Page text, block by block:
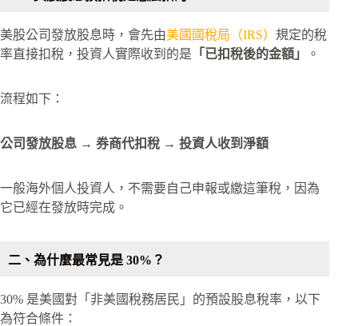
美股公司發放股息時，會先由美國國稅局（IRS） 規定的稅
率直接扣稅，投資人實際收到的是 「已扣稅後的金額」 。
流程如下：
公司發放股息 → 券商代扣稅 → 投資人收到淨額
一般海外個人投資人，不需要自己申報或繳這筆稅，因為
它已經在發放時完成。
二、為什麼最常見是 30%？
30% 是美國對「非美國稅務居民」的預設股息稅率，以下
為符合條件：